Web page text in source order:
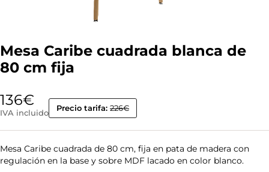
Mesa Caribe cuadrada blanca de
80 cm fija
136€
IVA incluido Precio tarifa: 226€
Mesa Caribe cuadrada de 80 cm, fija en pata de madera con
regulación en la base y sobre MDF lacado en color blanco.